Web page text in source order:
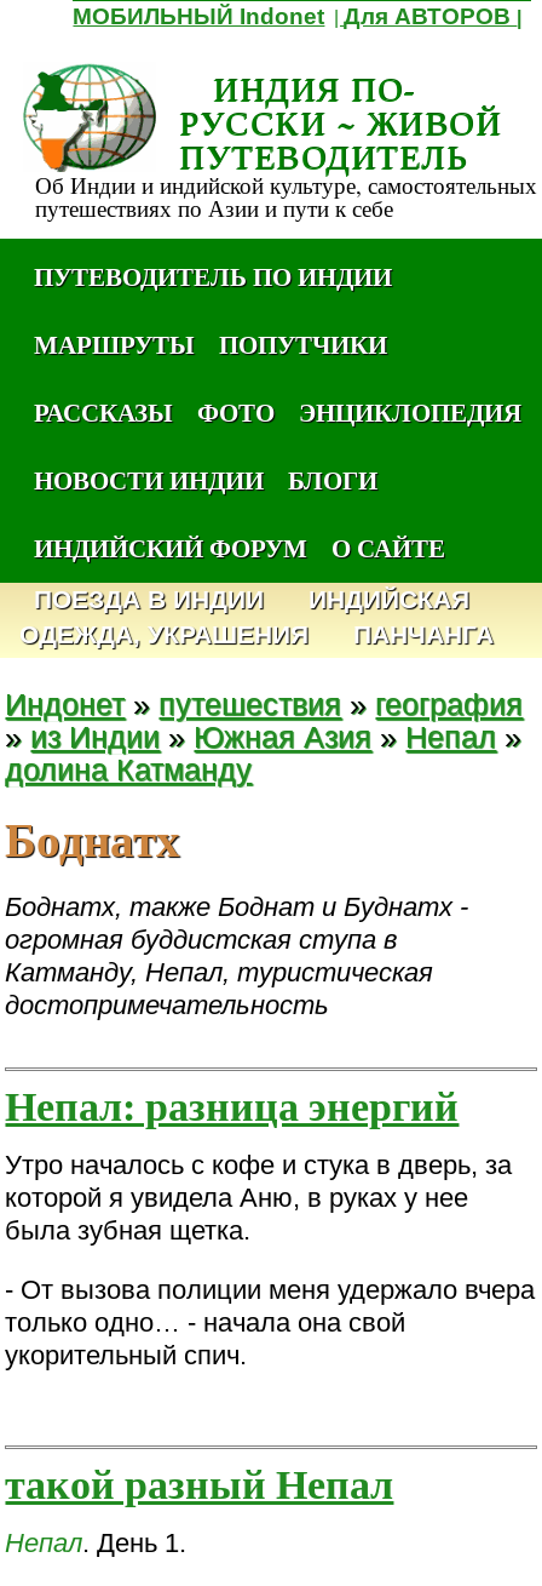
МОБИЛЬНЫЙ Indonet |Для АВТОРОВ
ИНДИЯ ПО-
РУССКИ ~ ЖИВОЙ
ПУТЕВОДИТЕЛЬ
Об Индии и индийской культуре, самостоятельных
путешествиях по Азии и пути к себе
ПУТЕВОДИТЕЛЬ ПО ИНДИИ
МАРШРУТЫ
ПОПУТЧИКИ
РАССКАЗЫ
ФОТО
ЭНЦИКЛОПЕДИЯ
НОВОСТИ ИНДИИ
БЛОГИ
ИНДИЙСКИЙ ФОРУМ
О САЙТЕ
ПОЕЗДА В ИНДИИ
ИНДИЙСКАЯ
ОДЕЖДА, УКРАШЕНИЯ
ПАНЧАНГА
Индонет» путешествия » география
» из Индии » Южная Азия » Непал »
долина Катманду
Боднатх
Боднатх, также Боднат и Буднатх -
огромная буддистская ступа в
Катманду, Непал, туристическая
достопримечательность
Непал: разница энергий
Утро началось с кофе и стука в дверь, за
которой я увидела Аню, в руках у нее
была зубная щетка.
- От вызова полиции меня удержало вчера
только одно… - начала она свой
укорительный спич.
такой разный Непал
Непал. День 1.